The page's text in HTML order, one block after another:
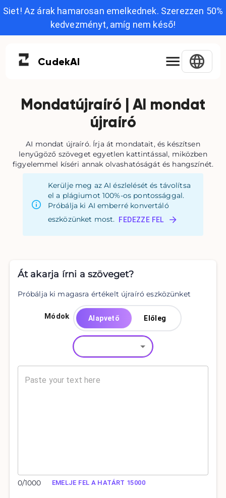
Siet! Az árak hamarosan emelkednek. Szerezzen 50%
kedvezményt, amíg nem késő!
CudekAI
Mondatújraíró | AI mondat
újraíró
AI mondat újraíró. Írja át mondatait, és készítsen
lenyűgöző szöveget egyetlen kattintással, miközben
figyelemmel kíséri annak olvashatóságát és hangszínét.
Kerülje meg az AI észlelését és távolítsa
el a plágiumot 100%-os pontossággal.
Próbálja ki AI emberré konvertáló
eszközünket most.
FEDEZZE FEL
Át akarja írni a szöveget?
Próbálja ki magasra értékelt újraíró eszközünket
Módok Alapvető Előleg
0/1000 EMELJE FEL A HATÁRT 15000